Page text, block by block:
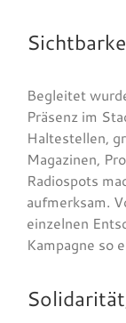
Begleitet
Präsenz im
Haltestellen,
Magazinen,
Radiospots
aufmerksam.
einzelnen
Kampagne so